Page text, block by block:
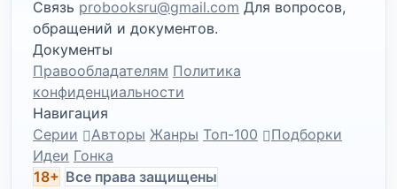
Связь probooksru@gmail.com Для вопросов,
обращений и документов.
Документы
Правообладателям Политика
конфиденциальности
Навигация
Серии
Авторы Жанры Топ-100
Подборки
Идеи Гонка
18+ Все права защищены